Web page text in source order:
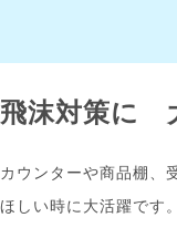
飛沫対策に
カウンターや商品棚、
ほしい時に大活躍です。